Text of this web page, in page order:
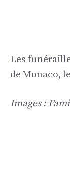
Les
de Monaco,
Images :